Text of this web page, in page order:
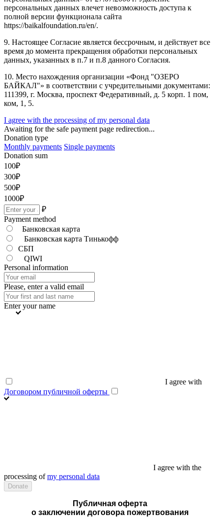
персональных данных влечет невозможность доступа к
полной версии функционала сайта
https://baikalfoundation.ru/en/.
9. Настоящее Согласие является бессрочным, и действует все
время до момента прекращения обработки персональных
данных, указанных в п.7 и п.8 данного Согласия.
10. Место нахождения организации «Фонд "ОЗЕРО
БАЙКАЛ"» в соответствии с учредительными документами:
111399, г. Москва, проспект Федеративный, д. 5 корп. 1 пом,
ком, 1, 5.
I agree with the processing of my personal data
Awaiting for the safe payment page redirection...
Donation type
Monthly payments Single payments
Donation sum
100₽
300₽
500₽
1000₽
₽
Payment method
Банковская карта
Банковская карта Тинькофф
СБП
QIWI
Personal information
Please, enter a valid email
Enter your name
I agree with
Договором публичной оферты
I agree with the
processing ofmy personal data
Публичная оферта
о заключении договора пожертвования